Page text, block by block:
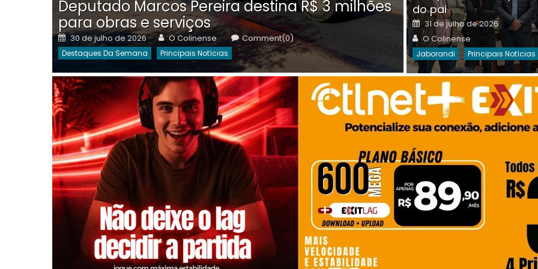
Deputado Marcos Pereira destina R$ 3 milhões
para obras e serviços
Posted
on
30 de julho de 2026 Author
O Colinense Comment(0)
Destaques Da Semana Principais Notícias
on
Destaques Da Semana
do pai
Posted
on
31 de julho de 2026
Author
O Colinense
Jaborandi Principais Notícias